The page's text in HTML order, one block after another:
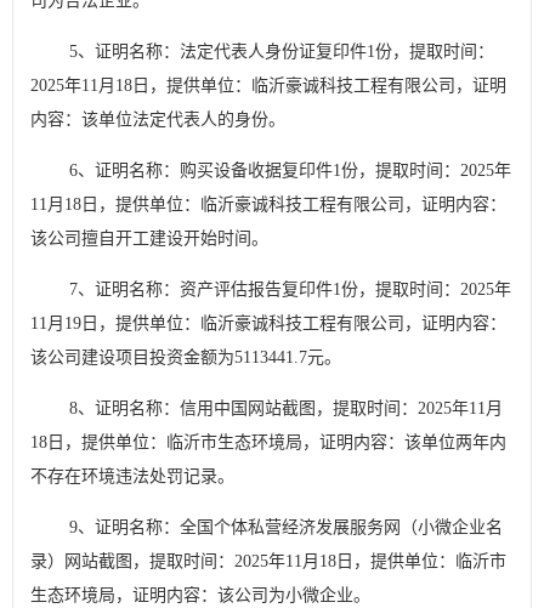
5、证明名称：法定代表人身份证复印件1份，提取时间：
2025年11月 18 日，提供单位：临沂豪诚科技工程有限公司，证明
内容：该单位法定代表人的身份。
6、证明名称：购买设备收据复印件1份，提取时间：2025年
11月 18 日，提供单位：临沂豪诚科技工程有限公司，证明内容：
该公司擅自开工建设开始时间。
7、证明名称：资产评估报告复印件1份，提取时间：2025年
11月 19 日，提供单位：临沂豪诚科技工程有限公司，证明内容：
该公司建设项目投资金额为5113441.7元。
8、证明名称：信用中国网站截图，提取时间：2025年11月
18 日，提供单位：临沂市生态环境局，证明内容：该单位两年内
不存在环境违法处罚记录。
9、证明名称：全国个体私营经济发展服务网（小微企业名
录）网站截图，提取时间：2025年11月 18 日，提供单位：临沂市
生态环境局，证明内容：该公司为小微企业。